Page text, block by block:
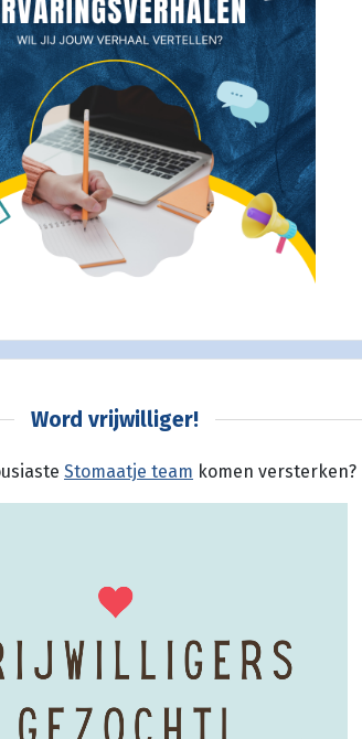
Word vrijwilliger!
Stomaatje team komen versterken?